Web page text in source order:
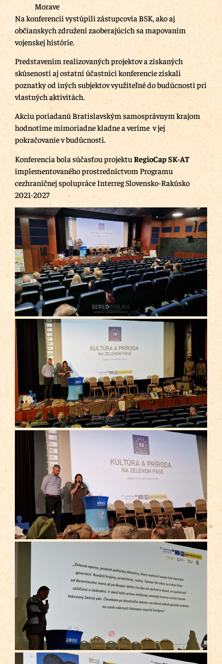
Morave
Na konferencii vystúpili zástupcovia BSK, ako aj
občianskych združení zaoberajúcich sa mapovaním
vojenskej histórie.
Predstavením realizovaných projektov a získaných
skúseností aj ostatní účastníci konferencie získali
poznatky od iných subjektov využiteľné do budúcnosti pri
vlastných aktivitách.
Akciu poriadanú Bratislavským samosprávnym krajom
hodnotíme mimoriadne kladne a veríme v jej
pokračovanie v budúcnosti.
Konferencia bola súčasťou projektu RegioCap SK-AT
implementovaného prostredníctvom Programu
cezhraničnej spolupráce Interreg Slovensko-Rakúsko
2021-2027